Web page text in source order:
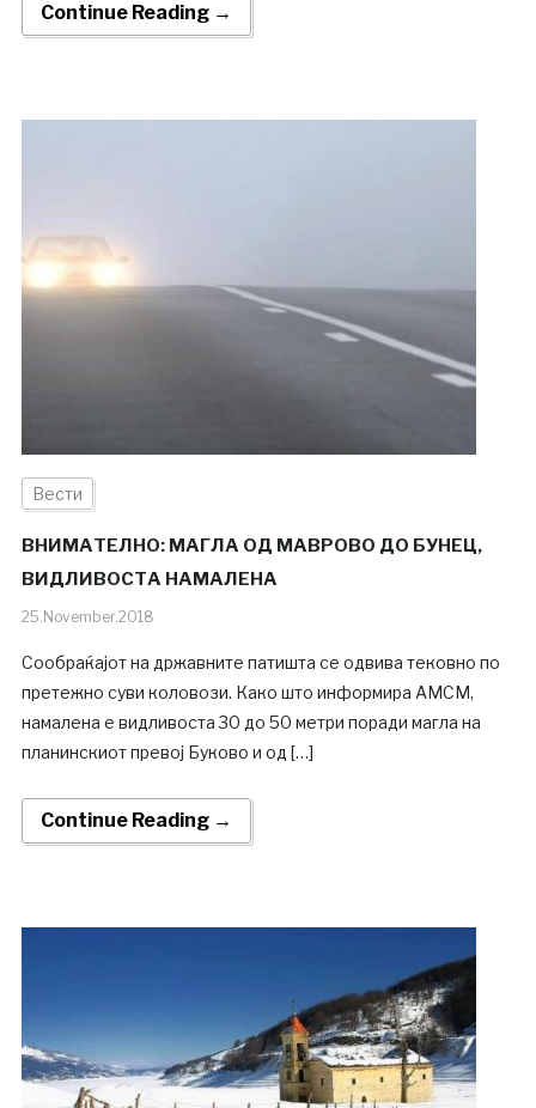
Continue Reading →
Вести
ВНИМАТЕЛНО: МАГЛА ОД МАВРОВО ДО БУНЕЦ,
ВИДЛИВОСТА НАМАЛЕНА
25.November.2018
Сообраќајот на државните патишта се одвива тековно по
претежно суви коловози. Како што информира АМСМ,
намалена е видливоста 30 до 50 метри поради магла на
планинскиот превој Буково и од […]
Continue Reading →